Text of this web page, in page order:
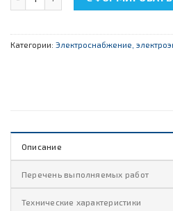
Категории: Электроснабжение,
Описание
Перечень выполняемых работ
Технические характеристики